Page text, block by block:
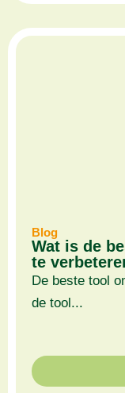
Blog
Wat is de
te
De beste tool
de tool...